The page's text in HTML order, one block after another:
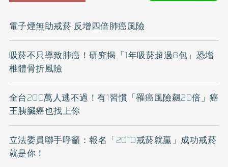
電子煙無助戒菸 反增四倍肺癌風險
吸菸不只導致肺癌！研究揭「1年吸菸超過8包」恐增
椎體骨折風險
全台200萬人逃不過！有1習慣「罹癌風險飆20倍」癌
王胰臟癌也找上你
立法委員聯手呼籲：報名「2010戒菸就贏」成功戒菸
就是你！